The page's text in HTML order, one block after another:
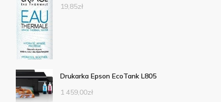
19,85zł
Drukarka Epson EcoTank L805
1 459,00zł